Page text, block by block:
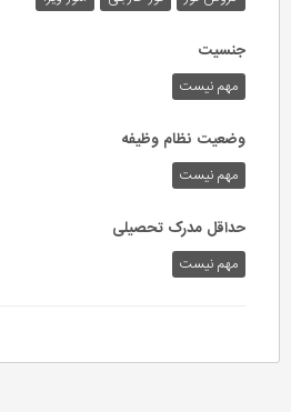
جنسیت
مهم نیست
وضعیت نظام وظیفه
مهم‌ نیست
حداقل مدرک تحصیلی
مهم نیست